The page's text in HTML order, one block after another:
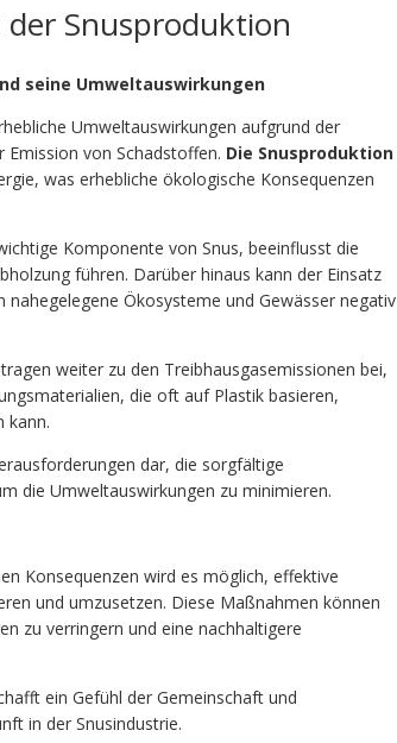
Snusproduktion
seine Umweltauswirkungen
Umweltauswirkungen aufgrund der
von Schadstoffen. Die Snusproduktion
was erhebliche ökologische Konsequenzen
Komponente von Snus, beeinflusst die
führen. Darüber hinaus kann der Einsatz
Ökosysteme und Gewässer negativ
weiter zu den Treibhausgasemissionen bei,
die oft auf Plastik basieren,
kann.
dar, die sorgfältige
die Umweltauswirkungen zu minimieren.
Konsequenzen wird es möglich, effektive
und umzusetzen. Diese Maßnahmen können
zu verringern und eine nachhaltigere
ein Gefühl der Gemeinschaft und
in der Snusindustrie.